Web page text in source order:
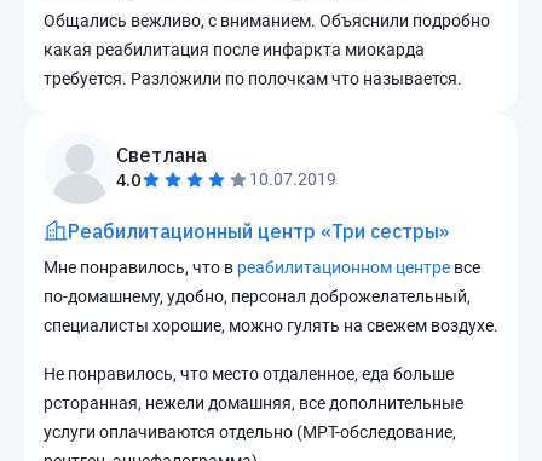
Общались вежливо, с вниманием. Объяснили подробно
какая реабилитация после инфаркта миокарда
требуется. Разложили по полочкам что называется.
Светлана
4.0 10.07.2019
Реабилитационный центр «Три сестры»
Мне понравилось, что в реабилитационном центре все
по-домашнему, удобно, персонал доброжелательный,
специалисты хорошие, можно гулять на свежем воздухе.
Не понравилось, что место отдаленное, еда больше
рсторанная, нежели домашняя, все дополнительные
услуги оплачиваются отдельно (МРТ-обследование,